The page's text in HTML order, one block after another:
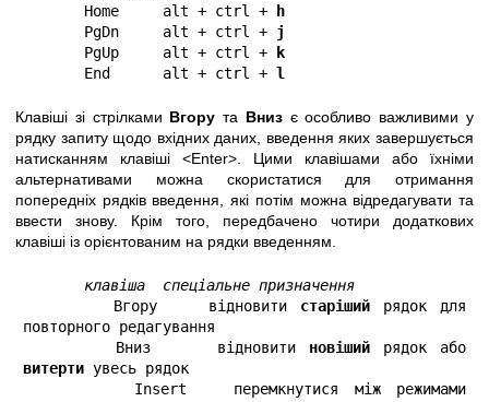
       Home     alt + ctrl +
h
       PgDn     alt + ctrl +
j
       PgUp     alt + ctrl +
k
       End      alt + ctrl +
l
Клавіші зі стрілками Вгору та Внизє особливо важливими у
рядку запиту щодо вхідних даних, введення яких завершується
натисканням клавіші <Enter>. Цими клавішами або їхніми
альтернативами можна скористатися для отримання
попередніх рядків введення, які потім можна відредагувати та
ввести знову. Крім того, передбачено чотири додаткових
клавіші із орієнтованим на рядки введенням.
клавіша  спеціальне призначення
       Вгору    відновити
старіший рядок для
повторного редагування
       Вниз     відновити
новіший
витерти увесь рядок